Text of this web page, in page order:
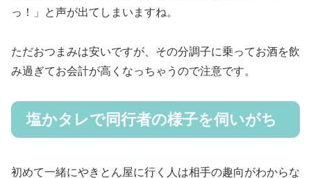
っ！」と声が出てしまいますね。
ただおつまみは安いですが、その分調子に乗ってお酒を飲
み過ぎてお会計が高くなっちゃうので注意です。
塩かタレで同行者の様子を伺いがち
初めて一緒にやきとん屋に行く人は相手の趣向がわからな